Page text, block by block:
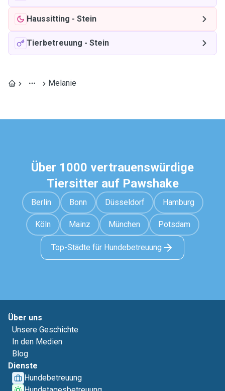
Haussitting - Stein
Tierbetreuung - Stein
Melanie
Über 1000 vertrauenswürdige
Tiersitter auf Pawshake
Berlin Bonn Düsseldorf Hamburg
Köln Mainz München Potsdam
Top-Städte für Hundebetreuung
Über uns
Unsere Geschichte
In den Medien
Blog
Dienste
Hundebetreuung